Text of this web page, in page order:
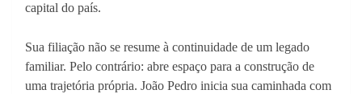
capital do país.
Sua filiação não se resume à continuidade de um legado
familiar. Pelo contrário: abre espaço para a construção de
uma trajetória própria. João Pedro inicia sua caminhada com